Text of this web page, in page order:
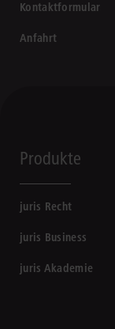
Kontaktformular
Anfahrt
Produkte
juris Recht
juris Business
juris Akademie